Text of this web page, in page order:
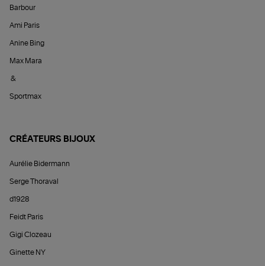
Barbour
Ami Paris
Anine Bing
Max Mara
&
Sportmax
CRÉATEURS BIJOUX
Aurélie Bidermann
Serge Thoraval
d1928
Feidt Paris
Gigi Clozeau
Ginette NY